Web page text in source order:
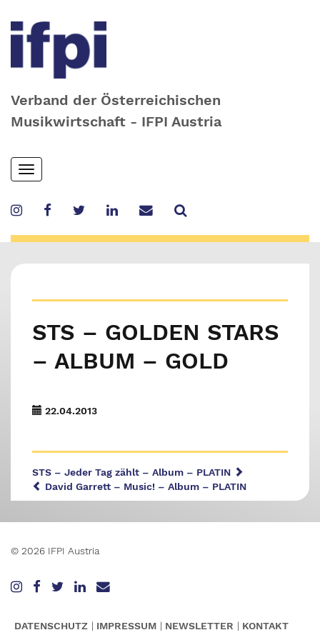
Verband der Österreichischen
Musikwirtschaft - IFPI Austria
Skip
to
content
Toggle
navigation
STS – GOLDEN STARS
– ALBUM – GOLD
22.04.2013
STS – Jeder Tag zählt – Album – PLATIN
David Garrett – Music! – Album – PLATIN
© 2026 IFPI Austria
DATENSCHUTZ IMPRESSUM NEWSLETTER KONTAKT